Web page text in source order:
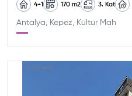
4+1 170 m2 3. Kat
Antalya, Kepez, Kültür Mah